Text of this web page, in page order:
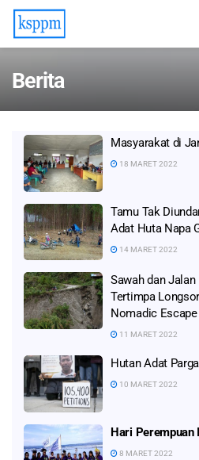
Berita
Masyarakat di
18 MARET 2022
Tamu Tak
Adat Huta Napa
14 MARET 2022
Sawah dan
Tertimpa
Nomadic Escape
11 MARET 2022
Hutan Adat
10 MARET 2022
Hari Perempuan
8 MARET 2022